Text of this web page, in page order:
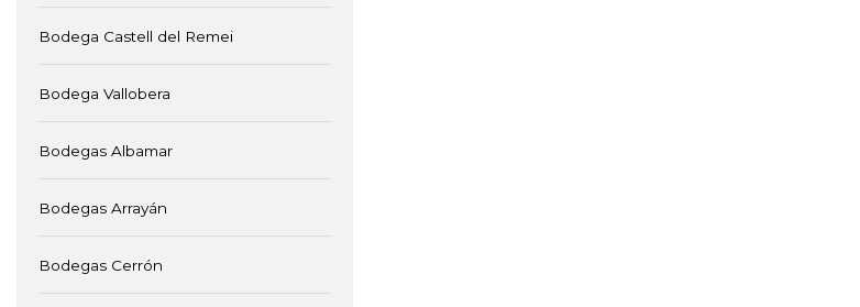
Bodega Castell del Remei
Bodega Vallobera
Bodegas Albamar
Bodegas Arrayán
Bodegas Cerrón